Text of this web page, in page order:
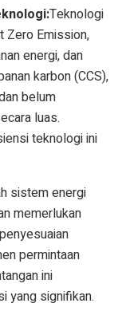
Teknologi
Zero Emission,
energi, dan
karbon (CCS),
belum
luas.
teknologi ini
sistem energi
memerlukan
permintaan
ini
yang signifikan.